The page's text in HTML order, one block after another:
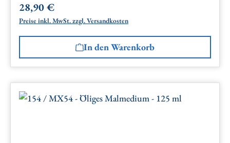
Regulärer Preis:
28,90 €
Preise inkl. MwSt. zzgl. Versandkosten
In den Warenkorb